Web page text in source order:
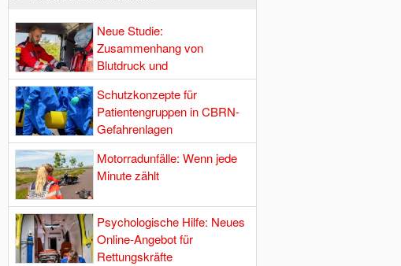
Neue Studie:
Zusammenhang von
Blutdruck und
Hirndurchblutung
Schutzkonzepte für
Patientengruppen in CBRN-
Gefahrenlagen
Motorradunfälle: Wenn jede
Minute zählt
Psychologische Hilfe: Neues
Online-Angebot für
Rettungskräfte